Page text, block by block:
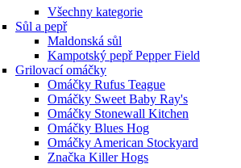
Všechny kategorie
Sůl a pepř
Maldonská sůl
Kampotský pepř Pepper Field
Grilovací omáčky
Omáčky Rufus Teague
Omáčky Sweet Baby Ray's
Omáčky Stonewall Kitchen
Omáčky Blues Hog
Omáčky American Stockyard
Značka Killer Hogs